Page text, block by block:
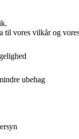
til vores vilkår og
ubehag